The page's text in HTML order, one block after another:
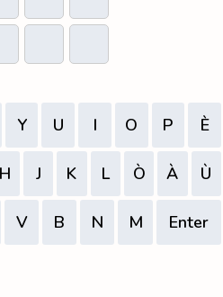
Y U I O P È
H J K L Ò À Ù
V B N M Enter